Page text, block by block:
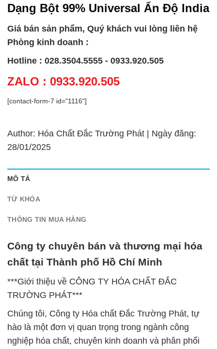
Dạng Bột 99% Universal Ấn Độ India
Giá bán sản phẩm, Quý khách vui lòng liên hệ
Phòng kinh doanh :
Hotline : 028.3504.5555 - 0933.920.505
ZALO : 0933.920.505
[contact-form-7 id="1116"]
Author: Hóa Chất Đắc Trường Phát | Ngày đăng:
28/01/2025
MÔ TẢ
TỪ KHÓA
THÔNG TIN MUA HÀNG
Công ty chuyên bán và thương mại hóa
chất tại Thành phố Hồ Chí Minh
***Giới thiệu về CÔNG TY HÓA CHẤT ĐẮC
TRƯỜNG PHÁT***
Chúng tôi, Công ty Hóa chất Đắc Trường Phát, tự
hào là một đơn vị quan trọng trong ngành công
nghiệp hóa chất, chuyên kinh doanh và phân phối